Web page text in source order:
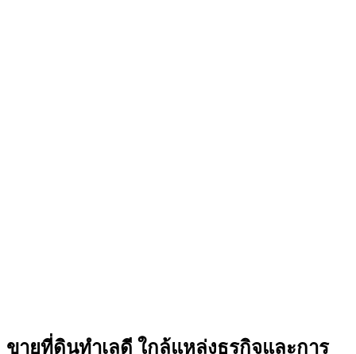
ขายที่ดินทำเลดี ใกล้แหล่งธุรกิจและการ